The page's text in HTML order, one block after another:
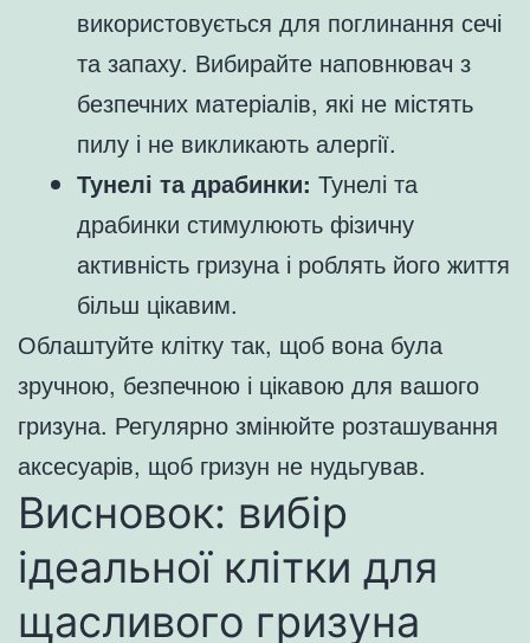
використовується для поглинання сечі
та запаху. Вибирайте наповнювач з
безпечних матеріалів, які не містять
пилу і не викликають алергії.
Тунелі та драбинки: Тунелі та
драбинки стимулюють фізичну
активність гризуна і роблять його життя
більш цікавим.
Облаштуйте клітку так, щоб вона була
зручною, безпечною і цікавою для вашого
гризуна. Регулярно змінюйте розташування
аксесуарів, щоб гризун не нудьгував.
Висновок: вибір
ідеальної клітки для
щасливого гризуна